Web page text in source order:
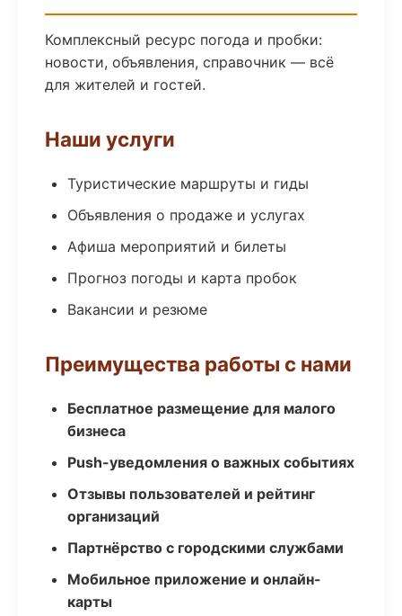
Комплексный ресурс погода и пробки:
новости, объявления, справочник — всё
для жителей и гостей.
Наши услуги
Туристические маршруты и гиды
Объявления о продаже и услугах
Афиша мероприятий и билеты
Прогноз погоды и карта пробок
Вакансии и резюме
Преимущества работы с нами
Бесплатное размещение для малого
бизнеса
Push-уведомления о важных событиях
Отзывы пользователей и рейтинг
организаций
Партнёрство с городскими службами
Мобильное приложение и онлайн-
карты